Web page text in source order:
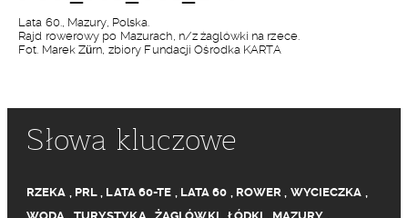
Lata 60., Mazury, Polska.
Rajd rowerowy po Mazurach, n/z żaglówki na rzece.
Fot. Marek Zürn, zbiory Fundacji Ośrodka KARTA
Słowa kluczowe
RZEKA , PRL , LATA 60-TE , LATA 60 , ROWER , WYCIECZKA ,